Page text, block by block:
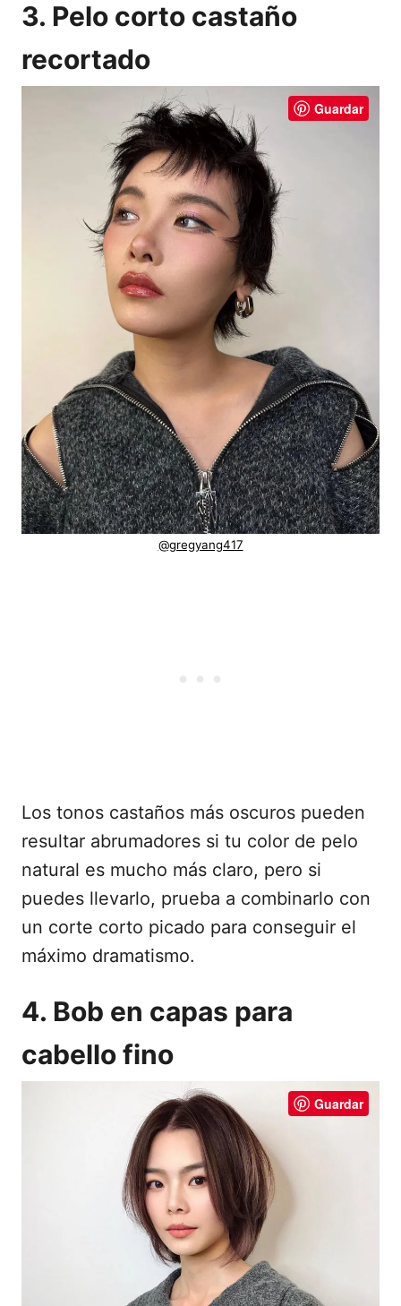
3. Pelo corto castaño
recortado
Guardar
@gregyang417
Los tonos castaños más oscuros pueden
resultar abrumadores si tu color de pelo
natural es mucho más claro, pero si
puedes llevarlo, prueba a combinarlo con
un corte corto picado para conseguir el
máximo dramatismo.
4. Bob en capas para
cabello fino
Guardar